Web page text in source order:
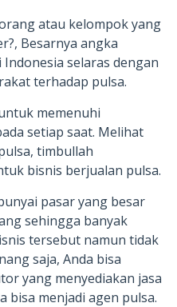
atau kelompok yang
Besarnya angka
selaras dengan
terhadap pulsa.
memenuhi
setiap saat. Melihat
timbullah
bisnis berjualan pulsa.
pasar yang besar
sehingga banyak
tersebut namun tidak
saja, Anda bisa
yang menyediakan jasa
bisa menjadi agen pulsa.